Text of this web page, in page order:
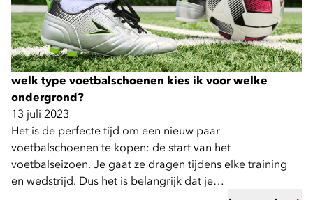
welk type voetbalschoenen kies ik voor welke
ondergrond?
13 juli 2023
Het is de perfecte tijd om een nieuw paar
voetbalschoenen te kopen: de start van het
voetbalseizoen. Je gaat ze dragen tijdens elke training
en wedstrijd. Dus het is belangrijk dat je